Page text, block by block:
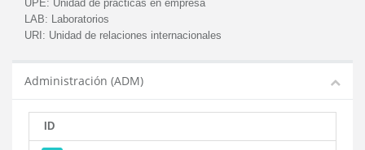
UPE: Unidad de prácticas en empresa
LAB: Laboratorios
URI: Unidad de relaciones internacionales
Administración (ADM)
ID